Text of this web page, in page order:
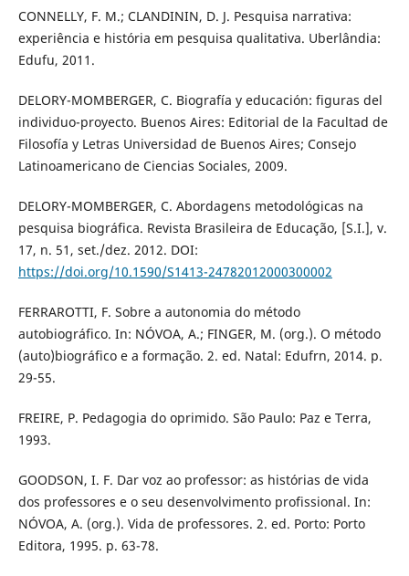
CONNELLY, F. M.; CLANDININ, D. J. Pesquisa narrativa:
experiência e história em pesquisa qualitativa. Uberlândia:
Edufu, 2011.
DELORY-MOMBERGER, C. Biografía y educación: figuras del
individuo-proyecto. Buenos Aires: Editorial de la Facultad de
Filosofía y Letras Universidad de Buenos Aires; Consejo
Latinoamericano de Ciencias Sociales, 2009.
DELORY-MOMBERGER, C. Abordagens metodológicas na
pesquisa biográfica. Revista Brasileira de Educação, [S.I.], v.
17, n. 51, set./dez. 2012. DOI:
https://doi.org/10.1590/S1413-24782012000300002
FERRAROTTI, F. Sobre a autonomia do método
autobiográfico. In: NÓVOA, A.; FINGER, M. (org.). O método
(auto)biográfico e a formação. 2. ed. Natal: Edufrn, 2014. p.
29-55.
FREIRE, P. Pedagogia do oprimido. São Paulo: Paz e Terra,
1993.
GOODSON, I. F. Dar voz ao professor: as histórias de vida
dos professores e o seu desenvolvimento profissional. In:
NÓVOA, A. (org.). Vida de professores. 2. ed. Porto: Porto
Editora, 1995. p. 63-78.